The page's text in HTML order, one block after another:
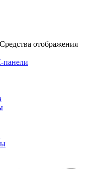
Средства отображения